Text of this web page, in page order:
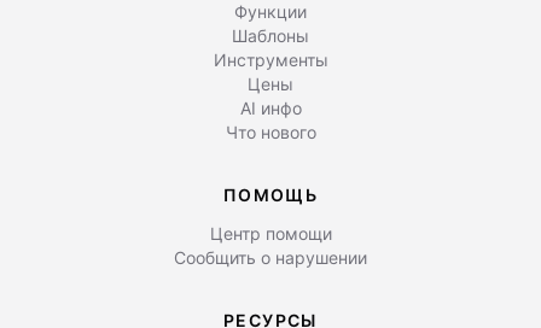
Функции
Шаблоны
Инструменты
Цены
AI инфо
Что нового
ПОМОЩЬ
Центр помощи
Сообщить о нарушении
РЕСУРСЫ